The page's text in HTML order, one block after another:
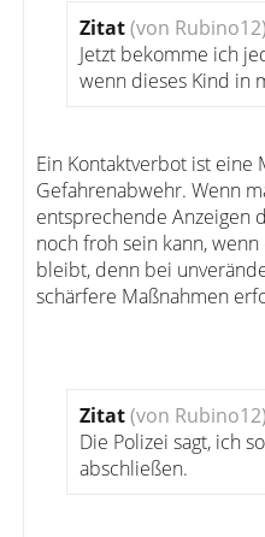
Zitat(von Rubino12)
Jetzt bekomme ich
wenn dieses Kind in
Ein Kontaktverbot ist eine
Gefahrenabwehr. Wenn
entsprechende Anzeigen
noch froh sein kann,
bleibt, denn bei
schärfere Maßnahmen
Zitat(von Rubino12)
Die Polizei sagt, ich
abschließen.